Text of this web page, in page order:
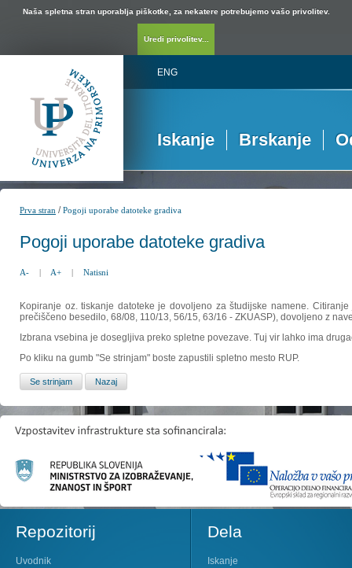
Naša spletna stran uporablja piškotke, za nekatere potrebujemo vašo privolitev.
Uredi privolitev...
ENG
Iskanje Brskanje
Prva stran /Pogoji uporabe datoteke gradiva
Pogoji uporabe datoteke gradiva
A- | A+ | Natisni
Kopiranje oz. tiskanje datoteke je dovoljeno za študijske namene.
prečiščeno besedilo, 68/08, 110/13, 56/15, 63/16 - ZKUASP), dovoljeno z
Izbrana vsebina je dosegljiva preko spletne povezave. Tuj vir lahko ima
Po kliku na gumb "Se strinjam" boste zapustili spletno mesto RUP.
Repozitorij
Uvodnik
Dela
Iskanje